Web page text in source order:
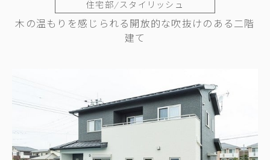
住宅部/スタイリッシュ
木の温もりを感じられる開放的な吹抜けのある二階
建て